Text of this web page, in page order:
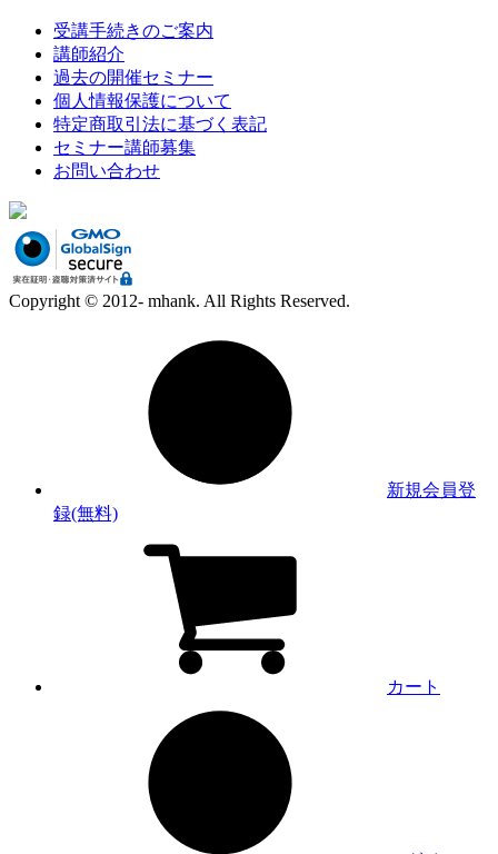
受講手続きのご案内
講師紹介
過去の開催セミナー
個人情報保護について
特定商取引法に基づく表記
セミナー講師募集
お問い合わせ
Copyright © 2012- mhank. All Rights Reserved.
新規会員登
録(無料)
カート